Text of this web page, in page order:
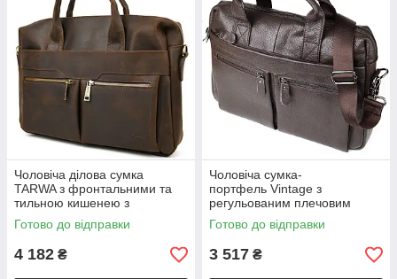
Чоловіча ділова сумка
TARWA з фронтальними та
тильною кишенею з
натуральної шкіри коричнева
BSRC-7122-3md
Готово до відправки
4 182 ₴
Чоловіча сумка-
портфель Vintage з
регульованим плечовим
ременем із натуральної
шкіри коричнева BS23154
Готово до відправки
3 517 ₴